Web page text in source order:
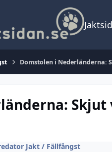
Domstolen i Nederländerna:
Jakt / Fällfångst